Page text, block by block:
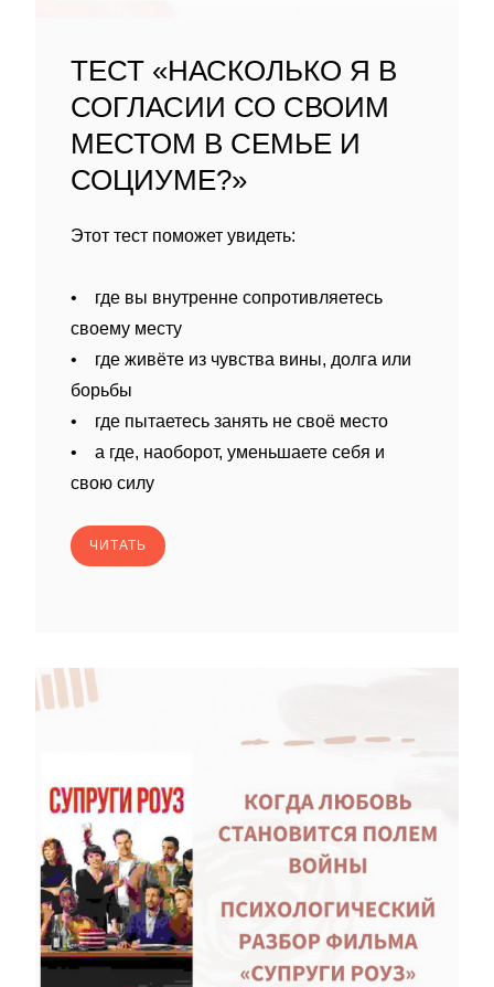
ТЕСТ «НАСКОЛЬКО Я В
СОГЛАСИИ СО СВОИМ
МЕСТОМ В СЕМЬЕ И
СОЦИУМЕ?»
Этот тест поможет увидеть:
• где вы внутренне сопротивляетесь
своему месту
• где живёте из чувства вины, долга или
борьбы
• где пытаетесь занять не своё место
• а где, наоборот, уменьшаете себя и
свою силу
ЧИТАТЬ